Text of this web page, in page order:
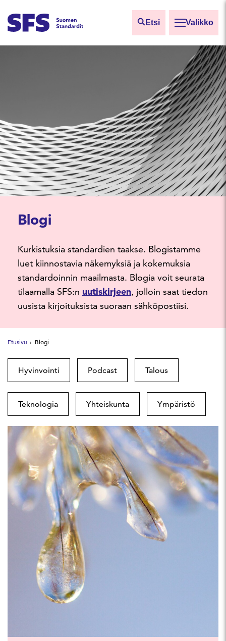
Etsi Valikko
Blogi
Kurkistuksia standardien taakse. Blogistamme
luet kiinnostavia näkemyksiä ja kokemuksia
standardoinnin maailmasta. Blogia voit seurata
tilaamalla SFS:n uutiskirjeen, jolloin saat tiedon
uusista kirjoituksista suoraan sähköpostiisi.
Etusivu Blogi
Hyvinvointi Podcast Talous
Teknologia Yhteiskunta Ympäristö